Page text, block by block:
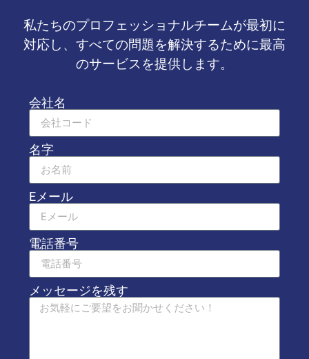
私たちのプロフェッショナルチームが最初に
対応し、すべての問題を解決するために最高
のサービスを提供します。
会社名
名字
Eメール
電話番号
メッセージを残す